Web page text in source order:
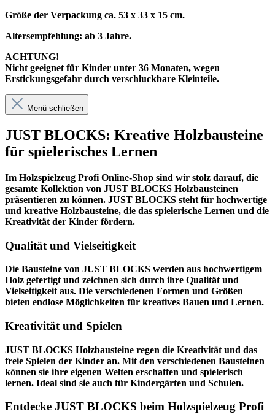
Größe der Verpackung ca. 53 x 33 x 15 cm.
Altersempfehlung: ab 3 Jahre.
ACHTUNG!
Nicht geeignet für Kinder unter 36 Monaten, wegen
Erstickungsgefahr durch verschluckbare Kleinteile.
Menü schließen
JUST BLOCKS: Kreative Holzbausteine
für spielerisches Lernen
Im Holzspielzeug Profi Online-Shop sind wir stolz darauf, die
gesamte Kollektion von JUST BLOCKS Holzbausteinen
präsentieren zu können. JUST BLOCKS steht für hochwertige
und kreative Holzbausteine, die das spielerische Lernen und die
Kreativität der Kinder fördern.
Qualität und Vielseitigkeit
Die Bausteine von JUST BLOCKS werden aus hochwertigem
Holz gefertigt und zeichnen sich durch ihre Qualität und
Vielseitigkeit aus. Die verschiedenen Formen und Größen
bieten endlose Möglichkeiten für kreatives Bauen und Lernen.
Kreativität und Spielen
JUST BLOCKS Holzbausteine regen die Kreativität und das
freie Spielen der Kinder an. Mit den verschiedenen Bausteinen
können sie ihre eigenen Welten erschaffen und spielerisch
lernen. Ideal sind sie auch für Kindergärten und Schulen.
Entdecke JUST BLOCKS beim Holzspielzeug Profi